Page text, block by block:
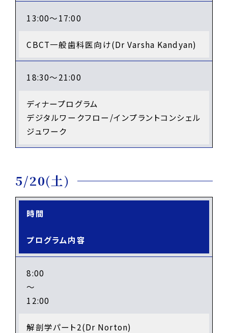
13:00～17:00
CBCT一般歯科医向け(Dr Varsha Kandyan)
18:30～21:00
ディナープログラム
デジタルワークフロー/インプラントコンシェル
ジュワーク
5/20(土)
時間
プログラム内容
8:00
～
12:00
解剖学パート2(Dr Norton)